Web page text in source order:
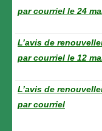
par courriel le 24
L’avis de
par courriel le 12
L’avis de
par courriel